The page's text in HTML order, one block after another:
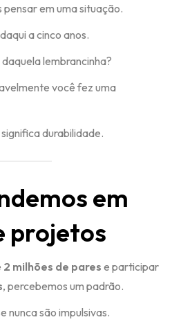
em uma situação.
a cinco anos.
lembrancinha?
você fez uma
durabilidade.
em
projetos
2 milhões de pares e participar
, percebemos um padrão.
nunca são impulsivas.